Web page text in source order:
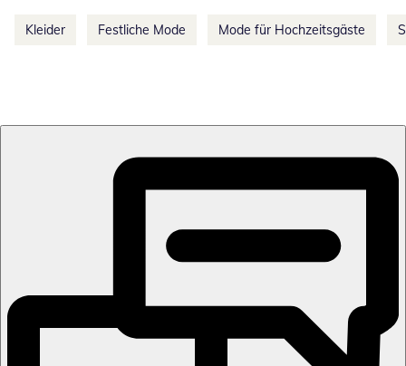
Kleider Festliche Mode Mode für Hochzeitsgäste